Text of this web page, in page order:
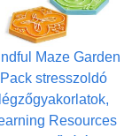
Maze Garden
Pack stresszoldó
légzőgyakorlatok,
Resources